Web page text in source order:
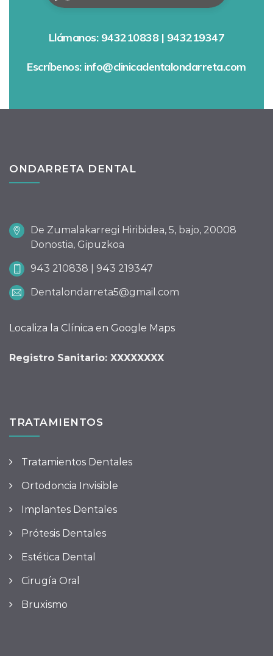
Llámanos: 943210838 | 943219347
Escríbenos: info@clinicadentalondarreta.com
ONDARRETA DENTAL
De Zumalakarregi Hiribidea, 5, bajo, 20008
Donostia, Gipuzkoa
943 210838 | 943 219347
Dentalondarreta5@gmail.com
Localiza la Clínica en Google Maps
Registro Sanitario: XXXXXXXX
TRATAMIENTOS
Tratamientos Dentales
Ortodoncia Invisible
Implantes Dentales
Prótesis Dentales
Estética Dental
Cirugía Oral
Bruxismo